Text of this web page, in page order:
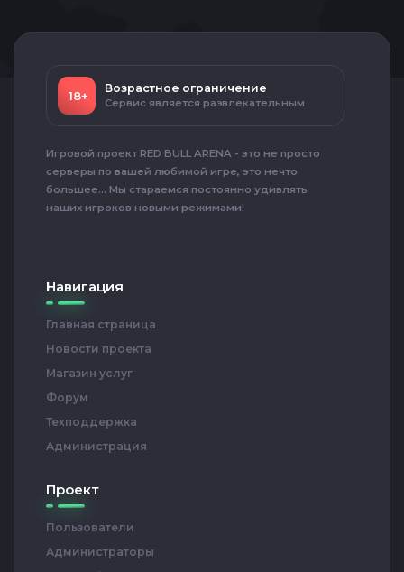
18+
Возрастное ограничение
Сервис является развлекательным
Игровой проект RED BULL ARENA - это не просто
серверы по вашей любимой игре, это нечто
большее... Мы стараемся постоянно удивлять
наших игроков новыми режимами!
Навигация
Главная страница
Новости проекта
Магазин услуг
Форум
Техподдержка
Администрация
Проект
Пользователи
Администраторы